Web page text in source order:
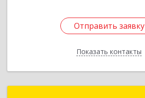
Отправить заявку
Показать контакты
Отправить заявку
Назад